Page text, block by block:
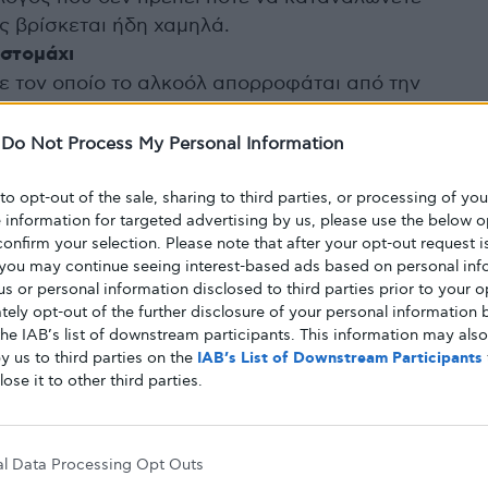
Do Not Process My Personal Information
opt-out of the sale, sharing to third parties, or processing of
information for targeted advertising by us, please use the below
your selection. Please note that after your opt-out request
may continue seeing interest-based ads based on personal
or personal information disclosed to third parties prior to your
opt-out of the further disclosure of your personal information
IAB’s list of downstream participants. This information may
us to third parties on the IAB’s List of Downstream Participants
it to other third parties.
Data Processing Opt Outs
ήδη χαμηλά.
τον οποίο το αλκοόλ απορροφάται από την
είναι να καταναλώνετε κάποιο σνακ με
σας πριν καταναλώσετε αλκοόλ
του συκωτιού να παράγει γλυκόζη –
σας πριν πιείτε κάποιο αλκοολούχο
σε υπογλυκαιμία
κατανάλωση αλκοόλ και μέχρι και 12 ώρες
τα επίπεδα σακχάρου στο αίμα να πέσουν.
ελέγχετε το σάκχαρο για να διαπιστώνετε
Αν είναι κάτω από 100mg/dL,
το ανεβάσετε.
σώσει τη ζωή σας
δύο περίπου ώρες για να καταβολίσει το